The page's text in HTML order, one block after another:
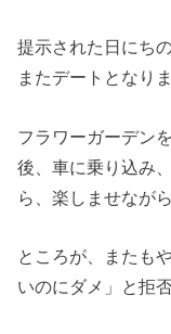
提示された日にち
またデートとなり
フラワーガーデン
後、車に乗り込み
ら、楽しませなが
ところが、またも
いのにダメ」と拒